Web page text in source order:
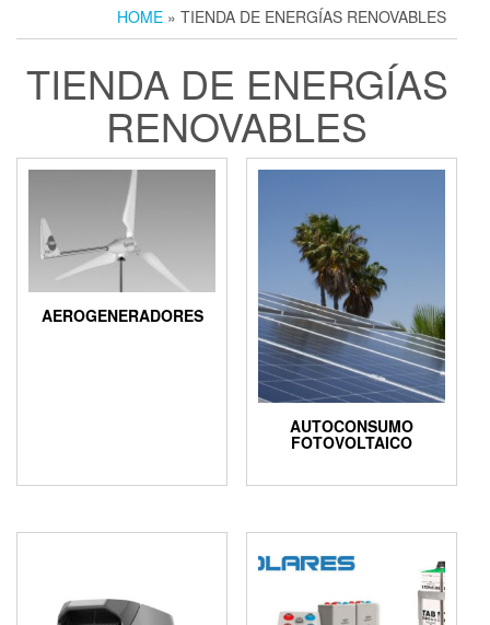
HOME » TIENDA DE ENERGÍAS RENOVABLES
TIENDA DE ENERGÍAS
RENOVABLES
AEROGENERADORES
AUTOCONSUMO
FOTOVOLTAICO